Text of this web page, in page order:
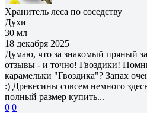
Хранитель леса по соседству
Духи
30 мл
18 декабря 2025
Думаю, что за знакомый пряный
отзывы - и точно! Гвоздики!
карамельки "Гвоздика"? Запах
:) Древесины совсем немного
полный размер купить...
0 0